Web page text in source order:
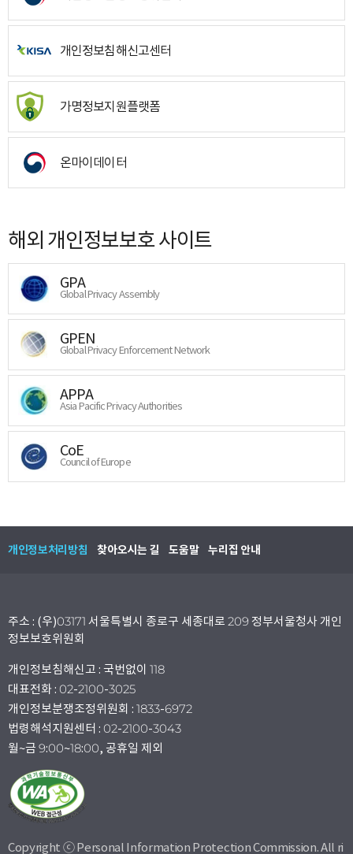
개인정보침해신고센터
가명정보지원플랫폼
온마이데이터
해외 개인정보보호 사이트
GPA
Global Privacy Assembly
GPEN
Global Privacy Enforcement Network
APPA
Asia Pacific Privacy Authorities
CoE
Council of Europe
개인정보처리방침 찾아오시는 길 도움말 누리집 안내
주소 : (우)03171 서울특별시 종로구 세종대로 209 정부서울청사 개인
정보보호위원회
개인정보침해신고 : 국번없이 118
대표전화 : 02-2100-3025
개인정보분쟁조정위원회 : 1833-6972
법령해석지원센터 : 02-2100-3043
월~금 9:00~18:00, 공휴일 제외
Copyright ⓒ Personal Information Protection Commission. All ri